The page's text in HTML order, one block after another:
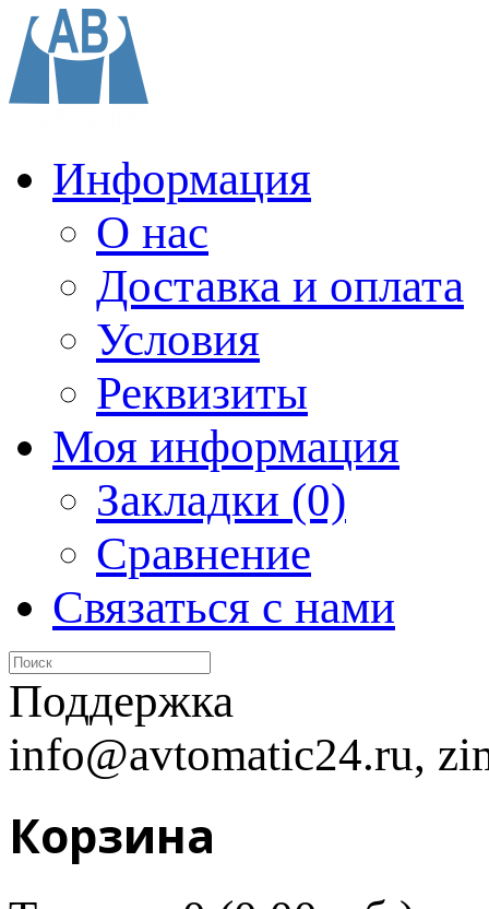
Информация
О нас
Доставка и оплата
Условия
Реквизиты
Моя информация
Закладки (0)
Сравнение
Связаться с нами
Поддержка
info@avtomatic24.ru,
Корзина